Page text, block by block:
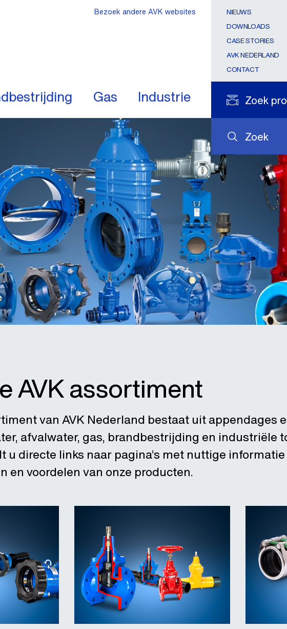
Gas Industrie
Zoek
Zoek
NIEUWS
DOWNLOADS
CASE STORIES
AVK NEDERLAND
CONTACT
Bezoek andere AVK websites
AVK assortiment
van AVK Nederland bestaat uit appendages
afvalwater, gas, brandbestrijding en industriële
u directe links naar pagina’s met nuttige
en voordelen van onze producten.